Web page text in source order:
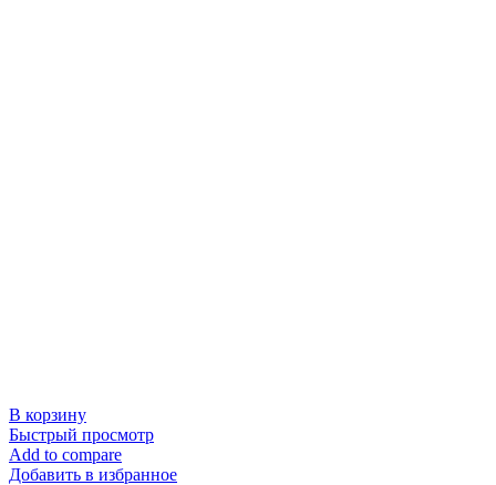
В корзину
Быстрый просмотр
Add to compare
Добавить в избранное